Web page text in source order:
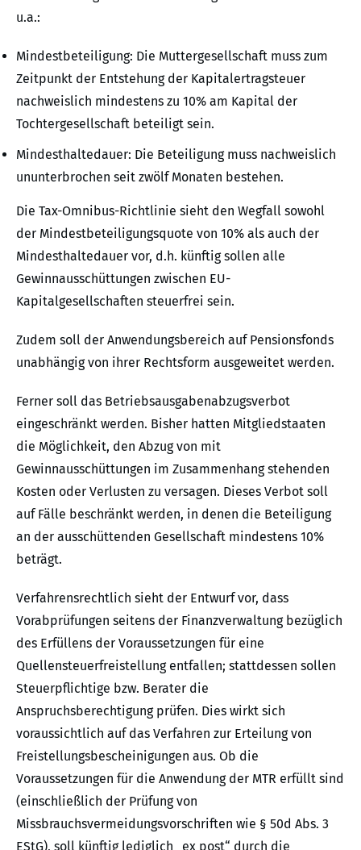
u.a.:
Mindestbeteiligung: Die Muttergesellschaft muss zum
Zeitpunkt der Entstehung der Kapitalertragsteuer
nachweislich mindestens zu 10% am Kapital der
Tochtergesellschaft beteiligt sein.
Mindesthaltedauer: Die Beteiligung muss nachweislich
ununterbrochen seit zwölf Monaten bestehen.
Die Tax-Omnibus-Richtlinie sieht den Wegfall sowohl
der Mindestbeteiligungsquote von 10% als auch der
Mindesthaltedauer vor, d.h. künftig sollen alle
Gewinnausschüttungen zwischen EU-
Kapitalgesellschaften steuerfrei sein.
Zudem soll der Anwendungsbereich auf Pensionsfonds
unabhängig von ihrer Rechtsform ausgeweitet werden.
Ferner soll das Betriebsausgabenabzugsverbot
eingeschränkt werden. Bisher hatten Mitgliedstaaten
die Möglichkeit, den Abzug von mit
Gewinnausschüttungen im Zusammenhang stehenden
Kosten oder Verlusten zu versagen. Dieses Verbot soll
auf Fälle beschränkt werden, in denen die Beteiligung
an der ausschüttenden Gesellschaft mindestens 10%
beträgt.
Verfahrensrechtlich sieht der Entwurf vor, dass
Vorabprüfungen seitens der Finanzverwaltung bezüglich
des Erfüllens der Voraussetzungen für eine
Quellensteuerfreistellung entfallen; stattdessen sollen
Steuerpflichtige bzw. Berater die
Anspruchsberechtigung prüfen. Dies wirkt sich
voraussichtlich auf das Verfahren zur Erteilung von
Freistellungsbescheinigungen aus. Ob die
Voraussetzungen für die Anwendung der MTR erfüllt sind
(einschließlich der Prüfung von
Missbrauchsvermeidungsvorschriften wie § 50d Abs. 3
EStG), soll künftig lediglich „ex post“ durch die